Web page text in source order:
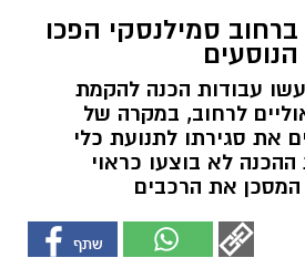
סמילנסקי הפכו
עבודות הכנה להקמת
לרחוב, במקרה של
את סגירתו לתנועת כלי
לא בוצעו כראוי
את הרכבים